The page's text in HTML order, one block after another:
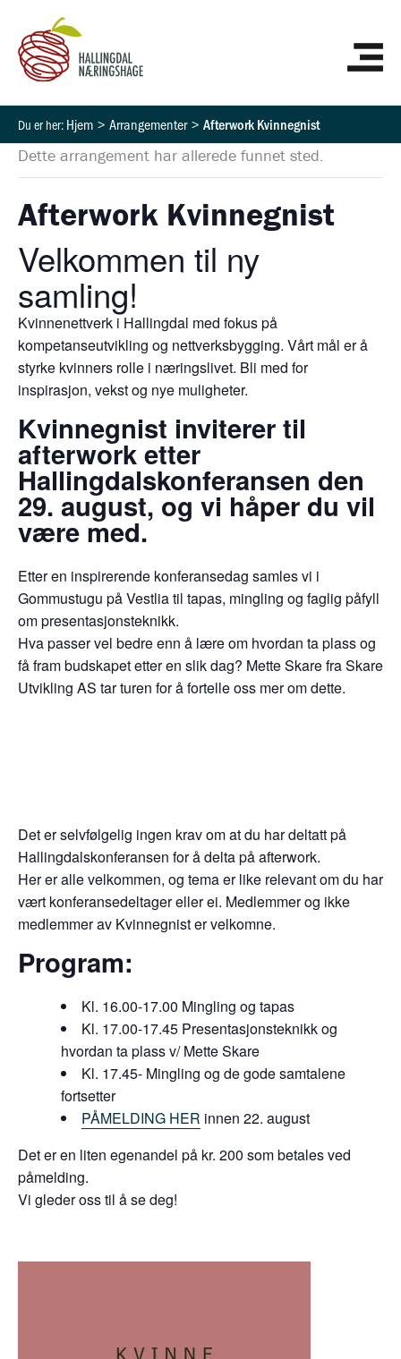
innholdet
Hjem Arrangementer Afterwork Kvinnegnist
Dette arrangement har allerede funnet sted.
Afterwork Kvinnegnist
Velkommen til ny
samling!
Kvinnenettverk i Hallingdal med fokus på
kompetanseutvikling og nettverksbygging. Vårt mål er å
styrke kvinners rolle i næringslivet. Bli med for
inspirasjon, vekst og nye muligheter.
Kvinnegnist inviterer til
afterwork etter
Hallingdalskonferansen den
29. august, og vi håper du vil
være med.
Etter en inspirerende konferansedag samles vi i
Gommustugu på Vestlia til tapas, mingling og faglig påfyll
om presentasjonsteknikk.
Hva passer vel bedre enn å lære om hvordan ta plass og
få fram budskapet etter en slik dag? Mette Skare fra Skare
Utvikling AS tar turen for å fortelle oss mer om dette.
Det er selvfølgelig ingen krav om at du har deltatt på
Hallingdalskonferansen for å delta på afterwork.
Her er alle velkommen, og tema er like relevant om du har
vært konferansedeltager eller ei. Medlemmer og ikke
medlemmer av Kvinnegnist er velkomne.
Program:
Kl. 16.00-17.00 Mingling og tapas
Kl. 17.00-17.45 Presentasjonsteknikk og
hvordan ta plass v/ Mette Skare
Kl. 17.45- Mingling og de gode samtalene
fortsetter
PÅMELDING HER innen 22. august
Det er en liten egenandel på kr. 200 som betales ved
påmelding.
Vi gleder oss til å se deg!